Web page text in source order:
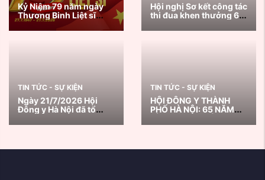
Kỷ Niệm 79 năm ngày
Thương Binh Liệt sĩ
27/7/1947 - 27/7/2026
Hội nghị Sơ kết công tác
thi đua khen thưởng 6
khai nhiệm vụ trọng
TIN TỨC - SỰ KIỆN
Ngày 21/7/2026 Hội
Đông y Hà Nội đã tổ
Khám, tư vấn sức khoẻ
TIN TỨC - SỰ KIỆN
HỘI ĐÔNG Y THÀNH
PHỐ HÀ NỘI: 65 NĂM
TINH HOA Y HỌC CỔ